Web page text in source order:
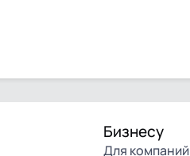
Бизнесу
Для компаний